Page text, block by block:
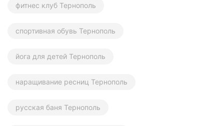
фитнес клуб Тернополь
спортивная обувь Тернополь
йога для детей Тернополь
наращивание ресниц Тернополь
русская баня Тернополь